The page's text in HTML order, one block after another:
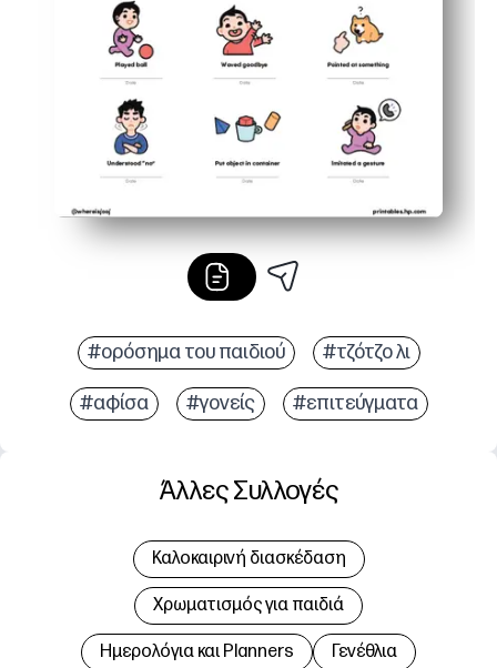
#ορόσημα του παιδιού #τζότζο λι
#αφίσα #γονείς #επιτεύγματα
Άλλες Συλλογές
Καλοκαιρινή διασκέδαση
Χρωματισμός για παιδιά
Hμερολόγια και Planners Γενέθλια